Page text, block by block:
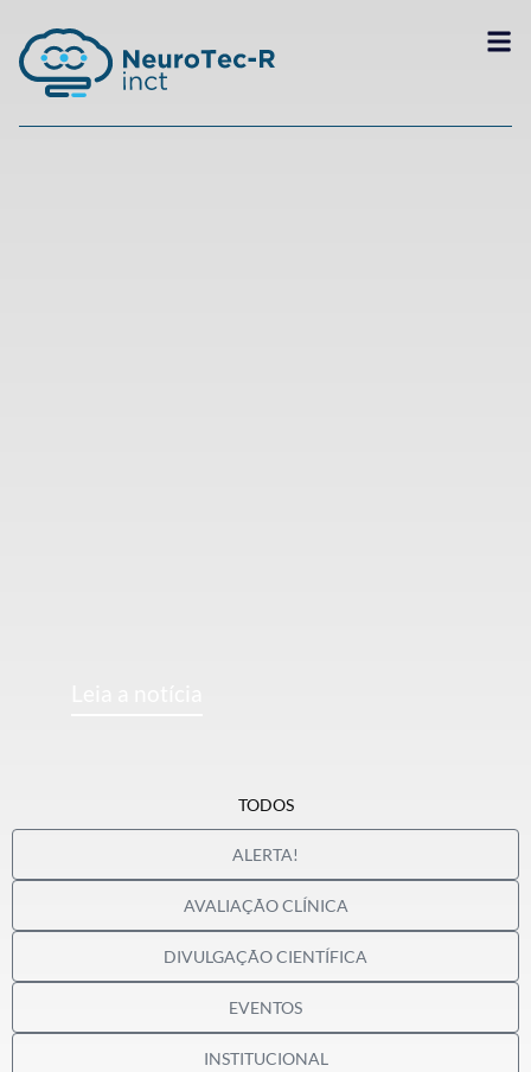
ALERTA!
AVALIAÇÃO CLÍNICA
DIVULGAÇÃO CIENTÍFICA
EVENTOS
INSTITUCIONAL
TODOS